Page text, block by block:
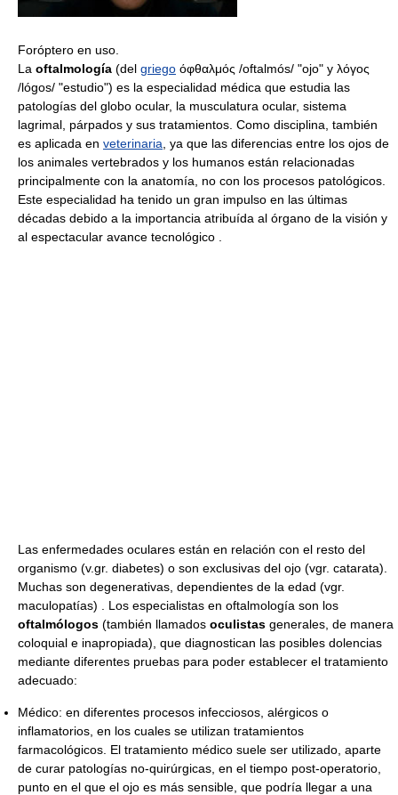
Foróptero en uso.
La oftalmología (del griego όφθαλμός /oftalmós/ "ojo" y λόγος
/lógos/ "estudio") es la especialidad médica que estudia las
patologías del globo ocular, la musculatura ocular, sistema
lagrimal, párpados y sus tratamientos. Como disciplina, también
es aplicada en veterinaria , ya que las diferencias entre los ojos de
los animales vertebrados y los humanos están relacionadas
principalmente con la anatomía, no con los procesos patológicos.
Este especialidad ha tenido un gran impulso en las últimas
décadas debido a la importancia atribuída al órgano de la visión y
al espectacular avance tecnológico .
Las enfermedades oculares están en relación con el resto del
organismo (v.gr. diabetes) o son exclusivas del ojo (vgr. catarata).
Muchas son degenerativas, dependientes de la edad (vgr.
maculopatías) . Los especialistas en oftalmología son los
oftalmólogos (también llamados oculistas generales, de manera
coloquial e inapropiada), que diagnostican las posibles dolencias
mediante diferentes pruebas para poder establecer el tratamiento
adecuado:
Médico: en diferentes procesos infecciosos, alérgicos o
inflamatorios, en los cuales se utilizan tratamientos
farmacológicos. El tratamiento médico suele ser utilizado, aparte
de curar patologías no-quirúrgicas, en el tiempo post-operatorio,
punto en el que el ojo es más sensible, que podría llegar a una